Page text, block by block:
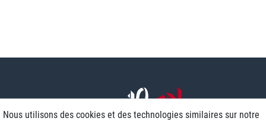
Nous utilisons des cookies et des technologies similaires sur notre